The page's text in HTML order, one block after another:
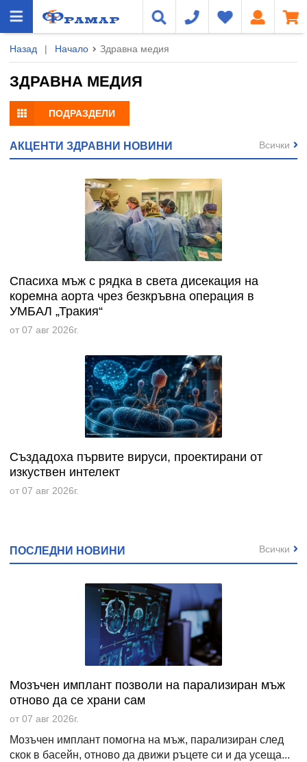
Назад | Начало Здравна медия
ЗДРАВНА МЕДИЯ
ПОДРАЗДЕЛИ
АКЦЕНТИ ЗДРАВНИ НОВИНИ
Спасиха мъж с рядка в света дисекация на
коремна аорта чрез безкръвна операция в
УМБАЛ „Тракия“
от 07 авг 2026г.
Създадоха първите вируси, проектирани от
изкуствен интелект
от 07 авг 2026г.
Всички
ПОСЛЕДНИ НОВИНИ
Мозъчен имплант позволи на парализиран мъж
отново да се храни сам
от 07 авг 2026г.
Мозъчен имплант помогна на мъж, парализиран след
скок в басейн, отново да движи ръцете си и да усеща...
Всички